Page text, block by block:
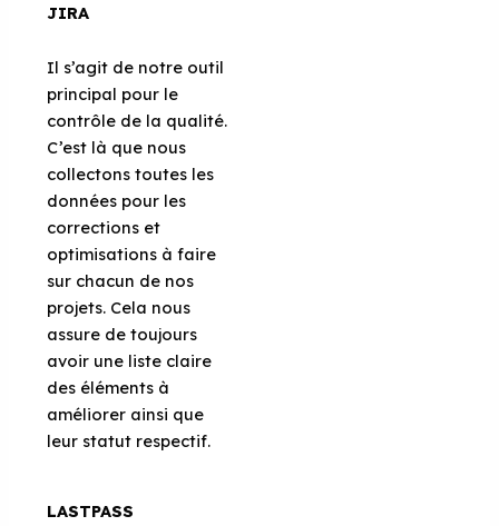
JIRA
Il s’agit de notre outil
principal pour le
contrôle de la qualité.
C’est là que nous
collectons toutes les
données pour les
corrections et
optimisations à faire
sur chacun de nos
projets. Cela nous
assure de toujours
avoir une liste claire
des éléments à
améliorer ainsi que
leur statut respectif.
LASTPASS